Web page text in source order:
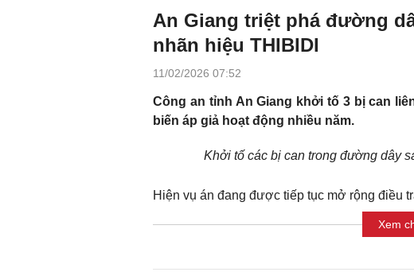
An Giang triệt phá đường
nhãn hiệu THIBIDI
11/02/2026 07:52
Công an tỉnh An Giang khởi tố 3 bị can
biến áp giả hoạt động nhiều năm.
Khởi tố các bị can trong đường dây
Hiện vụ án đang được tiếp tục mở rộng điều
Xem